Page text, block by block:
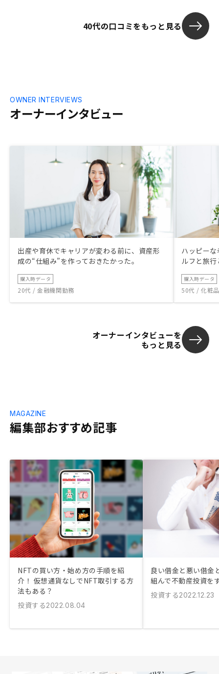
40代の口コミをもっと見る
オーナーインタビュー
OWNER INTERVIEWS
出産や育休でキャリアが変わる前に、資産形
成の“仕組み”を作っておきたかった。
購入時データ
20代 / 金融機関勤務
ハッピー
ルフと旅
購入時データ
50代 / 化粧
オーナーインタビューを
もっと見る
編集部おすすめ記事
MAGAZINE
NFTの買い方・始め方の手順を紹
介！ 仮想通貨なしでNFT取引する方
法もある？
投資する2022.08.04
良い借金と悪い借金
組んで不動産投資を
投資する2022.12.23